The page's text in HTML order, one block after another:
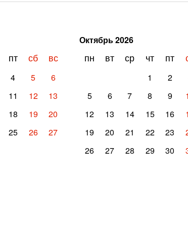
пт сб вс
4 5
6
11 12
13
18 19
20
25 26
27
Октябрь2026
пн вт ср чт пт
1 2
5
6 7 8 9
12
13 14 15 16
19
20 21 22 23
26
27 28 29 30